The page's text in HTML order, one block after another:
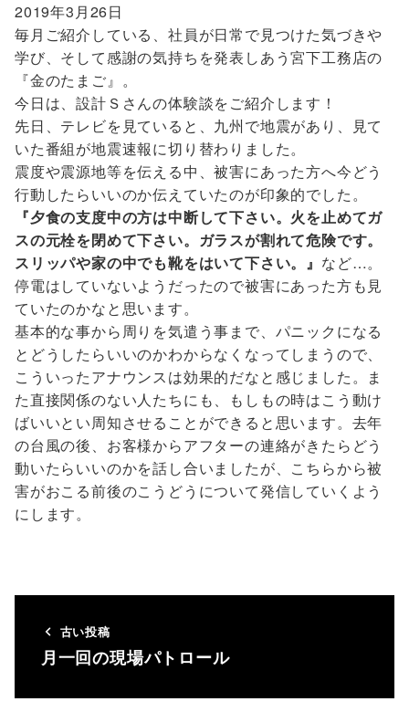
2019年3月26日
毎月ご紹介している、社員が日常で見つけた気づきや
学び、そして感謝の気持ちを発表しあう宮下工務店の
『金のたまご』。
今日は、設計Ｓさんの体験談をご紹介します！
先日、テレビを見ていると、九州で地震があり、見て
いた番組が地震速報に切り替わりました。
震度や震源地等を伝える中、被害にあった方へ今どう
行動したらいいのか伝えていたのが印象的でした。
『夕食の支度中の方は中断して下さい。火を止めてガ
スの元栓を閉めて下さい。ガラスが割れて危険です。
スリッパや家の中でも靴をはいて下さい。』 など…。
停電はしていないようだったので被害にあった方も見
ていたのかなと思います。
基本的な事から周りを気遣う事まで、パニックになる
とどうしたらいいのかわからなくなってしまうので、
こういったアナウンスは効果的だなと感じました。ま
た直接関係のない人たちにも、もしもの時はこう動け
ばいいとい周知させることができると思います。去年
の台風の後、お客様からアフターの連絡がきたらどう
動いたらいいのかを話し合いましたが、こちらから被
害がおこる前後のこうどうについて発信していくよう
にします。
古い投稿
月一回の現場パトロール